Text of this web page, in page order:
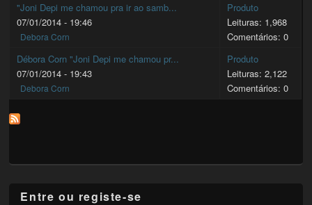
"Joni Depi me chamou pra ir ao samb...
07/01/2014 - 19:46
Debora Corn
Produto
Leituras: 1,968
Comentários: 0
Débora Corn "Joni Depi me chamou pr...
07/01/2014 - 19:43
Debora Corn
Produto
Leituras: 2,122
Comentários: 0
Entre ou registe-se